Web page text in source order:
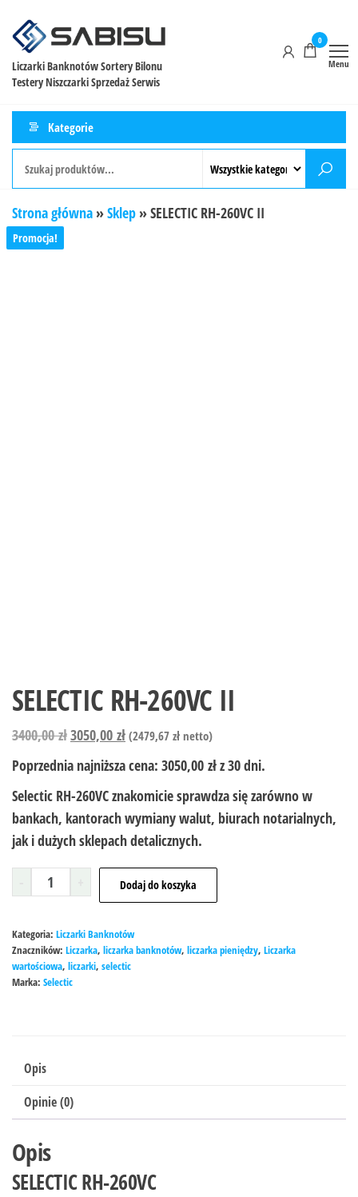
Liczarki Banknotów Sortery Bilonu
Testery Niszczarki Sprzedaż Serwis
0
Menu
Kategorie
Strona główna »Sklep »SELECTIC RH-260VC II
Promocja!
SELECTIC RH-260VC II
3400,00zł3050,00 zł (2479,67 zł netto)
Poprzednia najniższa cena: 3050,00 złz 30 dni.
Selectic RH-260VC znakomicie sprawdza się zarówno w
bankach, kantorach wymiany walut, biurach notarialnych,
jak i dużych sklepach detalicznych.
Dodaj do koszyka
Kategoria: Liczarki Banknotów
Znaczników: Liczarka, liczarka banknotów, liczarka pieniędzy, Liczarka
wartościowa, liczarki, selectic
Marka: Selectic
Opis
Opinie (0)
Opis
SELECTIC RH-260VC